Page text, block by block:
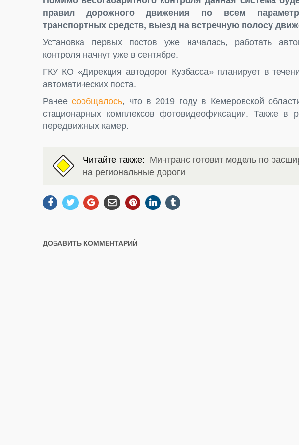
правил дорожного движения по всем
транспортных средств, выезд на встречную полосу
Установка первых постов уже началась, работать
контроля начнут уже в сентябре.
ГКУ КО «Дирекция автодорог Кузбасса» планирует в
автоматических поста.
Ранеесообщалось, что в 2019 году в Кемеровской
стационарных комплексов фотовидеофиксации. Также в
передвижных камер.
Читайте также: Минтранс готовит модель по
на региональные дороги
ДОБАВИТЬ КОММЕНТАРИЙ